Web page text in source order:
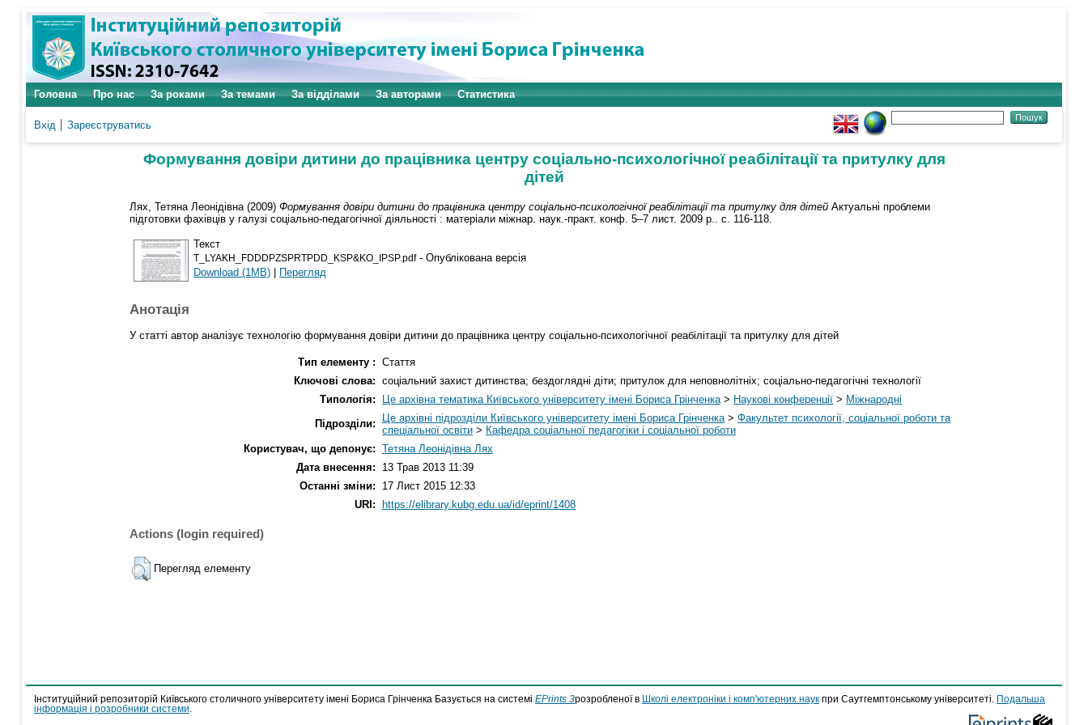
Головна Про нас За роками За темами За відділами За авторами Статистика
Вхід Зареєструватись
Формування довіри дитини до працівника центру соціально-психологічної реабілітації та притулку для
дітей
Лях, Тетяна Леонідівна (2009) Формування довіри дитини до працівника центру соціально-психологічної реабілітації та притулку для дітей Актуальні проблеми
підготовки фахівців у галузі соціально-педагогічної діяльності : матеріали міжнар. наук.-практ. конф. 5–7 лист. 2009 р.. с. 116-118.
Текст
T_LYAKH_FDDDPZSPRTPDD_KSP&KO_IPSP.pdf- Опублікована версія
Download (1MB) | Перегляд
Анотація
У статті автор аналізує технологію формування довіри дитини до працівника центру соціально-психологічної реабілітації та притулку для дітей
Тип елементу : Стаття
Ключові слова: соціальний захист дитинства; бездоглядні діти; притулок для неповнолітніх; соціально-педагогічні технології
Типологія:
Це архівна тематика Київського університету імені Бориса Грінченка > Наукові конференції > Міжнародні
Підрозділи:
Це архівні підрозділи Київського університету імені Бориса Грінченка > Факультет психології, соціальної роботи та
спеціальної освіти > Кафедра соціальної педагогіки і соціальної роботи
Користувач, що депонує: Тетяна Леонідівна Лях
Дата внесення:
13 Трав 2013 11:39
Останні зміни:
17 Лист 2015 12:33
URI:
https://elibrary.kubg.edu.ua/id/eprint/1408
Actions (login required)
Перегляд елементу
Інституційний репозиторій Київського столичного університету імені Бориса Грінченка Базується на системі EPrints 3розробленої в Школі електроніки і комп'ютерних наук при Саутгемптонському університеті.
Подальша
інформація і розробники системи